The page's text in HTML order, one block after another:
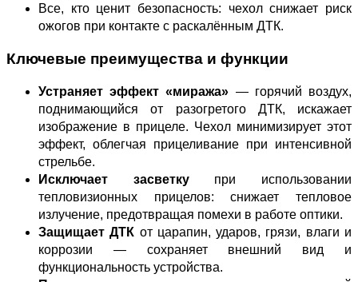
Все, кто ценит безопасность: чехол снижает риск
ожогов при контакте с раскалённым ДТК.
Ключевые преимущества и функции
Устраняет эффект «миража» — горячий воздух,
поднимающийся от разогретого ДТК, искажает
изображение в прицеле. Чехол минимизирует этот
эффект, облегчая прицеливание при интенсивной
стрельбе.
Исключает засветкупри использовании
тепловизионных прицелов: снижает тепловое
излучение, предотвращая помехи в работе оптики.
Защищает ДТК от царапин, ударов, грязи, влаги и
коррозии — сохраняет внешний вид и
функциональность устройства.